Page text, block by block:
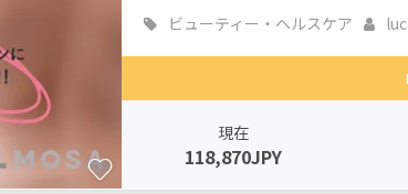
ビューティー・ヘルスケア
現在
118,870JPY